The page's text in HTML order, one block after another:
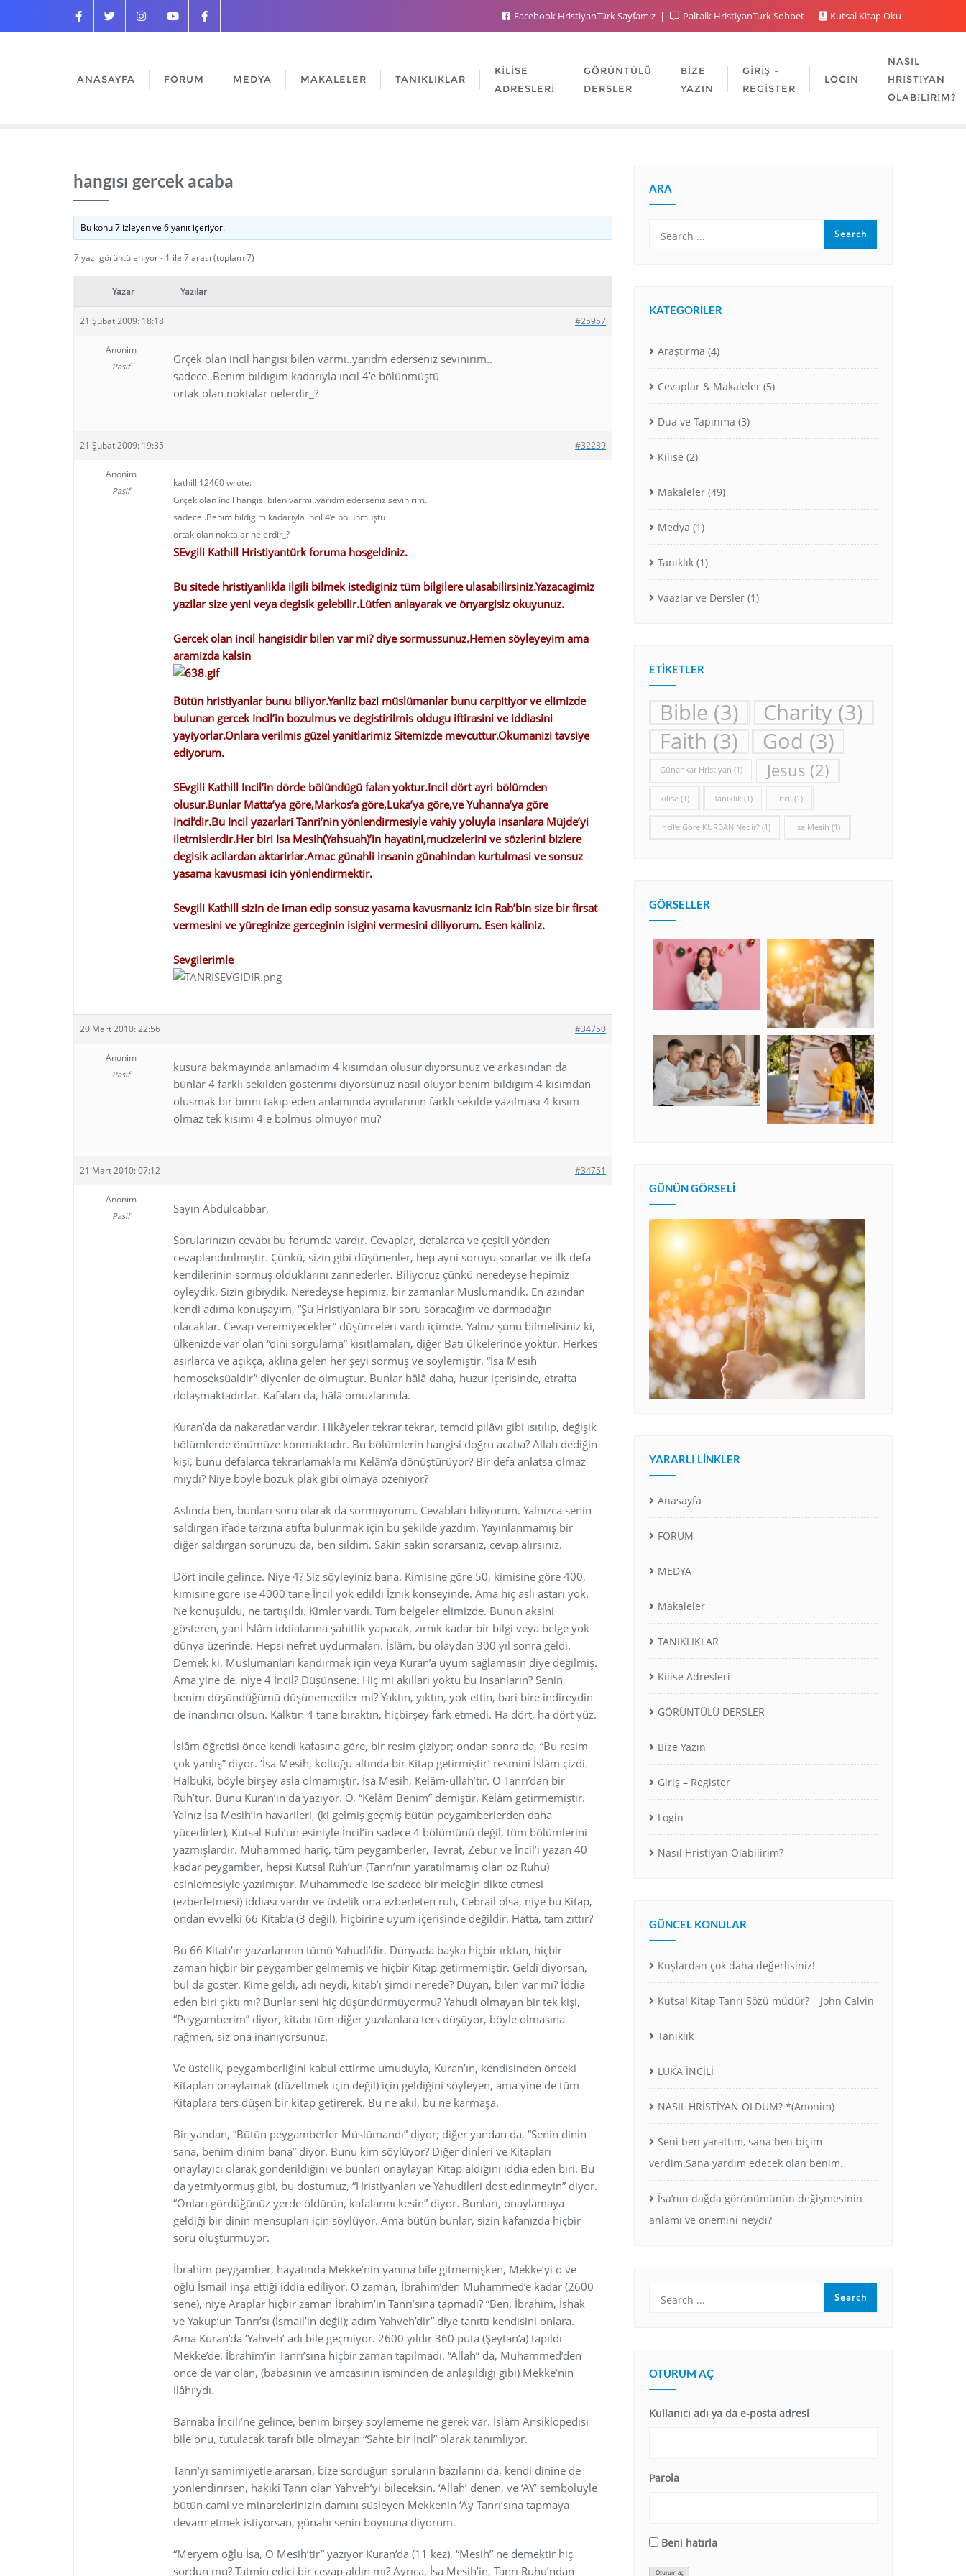
Facebook HristiyanTürk Sayfamız Paltalk HristiyanTurk Sohbet Kutsal Kitap Oku
ANASAYFA FORUM MEDYA MAKALELER TANIKLIKLAR
KILISE
ADRESLERI
GÖRÜNTÜLÜ
DERSLER
BIZE
YAZIN
GIRIŞ –
REGISTER
LOGIN
NASIL
HRISTIYAN
OLABILIRIM?
hangısı gercek acaba
Bu konu 7 izleyen ve 6 yanıt içeriyor.
7 yazı görüntüleniyor - 1 ile 7 arası (toplam 7)
Yazar Yazılar
21 Şubat 2009: 18:18 #25957
Anonim
Pasif
Grçek olan incil hangısı bılen varmı..yarıdm edersenız sevınırım..
sadece..Benım bıldıgım kadarıyla ıncıl 4’e bölünmüştü
ortak olan noktalar nelerdir_?
21 Şubat 2009: 19:35 #32239
Anonim
Pasif
kathill;12460 wrote:
Grçek olan incil hangısı bılen varmı..yarıdm edersenız sevınırım..
sadece..Benım bıldıgım kadarıyla ıncıl 4’e bölünmüştü
ortak olan noktalar nelerdir_?
SEvgili Kathill Hristiyantürk foruma hosgeldiniz.
Bu sitede hristiyanlikla ilgili bilmek istediginiz tüm bilgilere ulasabilirsiniz.Yazacagimiz
yazilar size yeni veya degisik gelebilir.Lütfen anlayarak ve önyargisiz okuyunuz.
Gercek olan incil hangisidir bilen var mi? diye sormussunuz.Hemen söyleyeyim ama
aramizda kalsin
Bütün hristiyanlar bunu biliyor.Yanliz bazi müslümanlar bunu carpitiyor ve elimizde
bulunan gercek Incil’in bozulmus ve degistirilmis oldugu iftirasini ve iddiasini
yayiyorlar.Onlara verilmis güzel yanitlarimiz Sitemizde mevcuttur.Okumanizi tavsiye
ediyorum.
SEvgili Kathill Incil’in dörde bölündügü falan yoktur.Incil dört ayri bölümden
olusur.Bunlar Matta’ya göre,Markos’a göre,Luka’ya göre,ve Yuhanna’ya göre
Incil’dir.Bu Incil yazarlari Tanri’nin yönlendirmesiyle vahiy yoluyla insanlara Müjde’yi
iletmislerdir.Her biri Isa Mesih(Yahsuah)’in hayatini,mucizelerini ve sözlerini bizlere
degisik acilardan aktarirlar.Amac günahli insanin günahindan kurtulmasi ve sonsuz
yasama kavusmasi icin yönlendirmektir.
Sevgili Kathill sizin de iman edip sonsuz yasama kavusmaniz icin Rab’bin size bir firsat
vermesini ve yüreginize gerceginin isigini vermesini diliyorum. Esen kaliniz.
Sevgilerimle
20 Mart 2010: 22:56 #34750
Anonim
Pasif
kusura bakmayında anlamadım 4 kısımdan olusur dıyorsunuz ve arkasından da
bunlar 4 farklı sekılden gosterımı dıyorsunuz nasıl oluyor benım bıldıgım 4 kısımdan
olusmak bır bırını takıp eden anlamında aynılarının farklı sekılde yazılması 4 kısım
olmaz tek kısımı 4 e bolmus olmuyor mu?
21 Mart 2010: 07:12 #34751
Anonim
Pasif
Sayın Abdulcabbar,
Sorularınızın cevabı bu forumda vardır. Cevaplar, defalarca ve çeşitli yönden
cevaplandırılmıştır. Çünkü, sizin gibi düşünenler, hep ayni soruyu sorarlar ve ilk defa
kendilerinin sormuş olduklarını zannederler. Biliyoruz çünkü neredeyse hepimiz
öyleydik. Sizin gibiydik. Neredeyse hepimiz, bir zamanlar Müslümandık. En azından
kendi adıma konuşayım, “Şu Hristiyanlara bir soru soracağım ve darmadağın
olacaklar. Cevap veremiyecekler” düşünceleri vardı içimde. Yalnız şunu bilmelisiniz ki,
ülkenizde var olan “dini sorgulama” kısıtlamaları, diğer Batı ülkelerinde yoktur. Herkes
asırlarca ve açıkça, aklına gelen her şeyi sormuş ve söylemiştir. “İsa Mesih
homoseksüaldir” diyenler de olmuştur. Bunlar hâlâ daha, huzur içerisinde, etrafta
dolaşmaktadırlar. Kafaları da, hâlâ omuzlarında.
Kuran’da da nakaratlar vardır. Hikâyeler tekrar tekrar, temcid pilâvı gibi ısıtılıp, değişik
bölümlerde önümüze konmaktadır. Bu bölümlerin hangisi doğru acaba? Allah dediğin
kişi, bunu defalarca tekrarlamakla mı Kelâm’a dönüştürüyor? Bir defa anlatsa olmaz
mıydı? Niye böyle bozuk plak gibi olmaya özeniyor?
Aslında ben, bunları soru olarak da sormuyorum. Cevabları biliyorum. Yalnızca senin
saldırgan ifade tarzına atıfta bulunmak için bu şekilde yazdım. Yayınlanmamış bir
diğer saldırgan sorunuzu da, ben sildim. Sakin sakin sorarsanız, cevap alırsınız.
Dört incile gelince. Niye 4? Siz söyleyiniz bana. Kimisine göre 50, kimisine göre 400,
kimisine göre ise 4000 tane İncil yok edildi İznik konseyinde. Ama hiç aslı astarı yok.
Ne konuşuldu, ne tartışıldı. Kimler vardı. Tüm belgeler elimizde. Bunun aksini
gösteren, yani İslâm iddialarına şahitlik yapacak, zırnık kadar bir bilgi veya belge yok
dünya üzerinde. Hepsi nefret uydurmaları. İslâm, bu olaydan 300 yıl sonra geldi.
Demek ki, Müslümanları kandırmak için veya Kuran’a uyum sağlamasın diye değilmiş.
Ama yine de, niye 4 İncil? Düşünsene. Hiç mi akılları yoktu bu insanların? Senin,
benim düşündüğümü düşünemediler mi? Yaktın, yıktın, yok ettin, bari bire indireydin
de inandırıcı olsun. Kalktın 4 tane bıraktın, hiçbirşey fark etmedi. Ha dört, ha dört yüz.
İslâm öğretisi önce kendi kafasına göre, bir resim çiziyor; ondan sonra da, “Bu resim
çok yanlış” diyor. ‘İsa Mesih, koltuğu altında bir Kitap getirmiştir’ resmini İslâm çizdi.
Halbuki, böyle birşey asla olmamıştır. İsa Mesih, Kelâm-ullah’tır. O Tanrı’dan bir
Ruh’tur. Bunu Kuran’ın da yazıyor. O, “Kelâm Benim” demiştir. Kelâm getirmemiştir.
Yalnız İsa Mesih’in havarileri, (ki gelmiş geçmiş bütün peygamberlerden daha
yücedirler), Kutsal Ruh’un esiniyle İncil’in sadece 4 bölümünü değil, tüm bölümlerini
yazmışlardır. Muhammed hariç, tüm peygamberler, Tevrat, Zebur ve İncil’i yazan 40
kadar peygamber, hepsi Kutsal Ruh’un (Tanrı’nın yaratılmamış olan öz Ruhu)
esinlemesiyle yazılmıştır. Muhammed’e ise sadece bir meleğin dikte etmesi
(ezberletmesi) iddiası vardır ve üstelik ona ezberleten ruh, Cebrail olsa, niye bu Kitap,
ondan evvelki 66 Kitab’a (3 değil), hiçbirine uyum içerisinde değildir. Hatta, tam zıttır?
Bu 66 Kitab’ın yazarlarının tümü Yahudi’dir. Dünyada başka hiçbir ırktan, hiçbir
zaman hiçbir bir peygamber gelmemiş ve hiçbir Kitap getirmemiştir. Geldi diyorsan,
bul da göster. Kime geldi, adı neydi, kitab’ı şimdi nerede? Duyan, bilen var mı? İddia
eden biri çıktı mı? Bunlar seni hiç düşündürmüyormu? Yahudi olmayan bir tek kişi,
“Peygamberim” diyor, kitabı tüm diğer yazılanlara ters düşüyor, böyle olmasına
rağmen, siz ona inanıyorsunuz.
Ve üstelik, peygamberliğini kabul ettirme umuduyla, Kuran’ın, kendisinden önceki
Kitapları onaylamak (düzeltmek için değil) için geldiğini söyleyen, ama yine de tüm
Kitaplara ters düşen bir kitap getirerek. Bu ne akıl, bu ne karmaşa.
Bir yandan, “Bütün peygamberler Müslümandı” diyor; diğer yandan da, “Senin dinin
sana, benim dinim bana” diyor. Bunu kim söylüyor? Diğer dinleri ve Kitapları
onaylayıcı olarak gönderildiğini ve bunları onaylayan Kitap aldığını iddia eden biri. Bu
da yetmiyormuş gibi, bu dostumuz, “Hristiyanları ve Yahudileri dost edinmeyin” diyor.
“Onları gördüğünüz yerde öldürün, kafalarını kesin” diyor. Bunları, onaylamaya
geldiği bir dinin mensupları için söylüyor. Ama bütün bunlar, sizin kafanızda hiçbir
soru oluşturmuyor.
İbrahim peygamber, hayatında Mekke’nin yanına bile gitmemişken, Mekke’yi o ve
oğlu İsmail inşa ettiği iddia ediliyor. O zaman, İbrahim’den Muhammed’e kadar (2600
sene), niye Araplar hiçbir zaman İbrahim’in Tanrı’sına tapmadı? “Ben, İbrahim, İshak
ve Yakup’un Tanrı’sı (İsmail’in değil); adım Yahveh’dir” diye tanıttı kendisini onlara.
Ama Kuran’da ‘Yahveh’ adı bile geçmiyor. 2600 yıldır 360 puta (Şeytan’a) tapıldı
Mekke’de. İbrahim’in Tanrı’sına hiçbir zaman tapılmadı. “Allah” da, Muhammed’den
önce de var olan, (babasının ve amcasının isminden de anlaşıldığı gibi) Mekke’nin
ilâhı’ydı.
Barnaba İncili’ne gelince, benim birşey söylememe ne gerek var. İslâm Ansiklopedisi
bile onu, tutulacak tarafı bile olmayan “Sahte bir İncil” olarak tanımlıyor.
Tanrı’yı samimiyetle ararsan, bize sorduğun soruların bazılarını da, kendi dinine de
yönlendirirsen, hakikî Tanrı olan Yahveh’yi bileceksin. ‘Allah’ denen, ve ‘AY’ sembolüyle
bütün cami ve minarelerinizin damını süsleyen Mekkenin ‘Ay Tanrı’sına tapmaya
devam etmek istiyorsan, günahı senin boynuna diyorum.
“Meryem oğlu İsa, O Mesih’tir” yazıyor Kuran’da (11 kez). “Mesih” ne demektir hiç
sordun mu? Tatmin edici bir cevap aldın mı? Ayrıca, İsa Mesih’in, Tanrı Ruhu’ndan
ARA
KATEGORILER
Araştırma (4)
Cevaplar & Makaleler (5)
Dua ve Tapınma (3)
Kilise (2)
Makaleler (49)
Medya (1)
Tanıklık (1)
Vaazlar ve Dersler (1)
ETIKETLER
Bible (3) Charity (3)
Faith (3) God (3)
Günahkar Hristiyan (1) Jesus (2)
kilise (1) Tanıklık (1) İncil (1)
İncil’e Göre KURBAN Nedir? (1) İsa Mesih (1)
GÖRSELLER
GÜNÜN GÖRSELI
YARARLI LINKLER
Anasayfa
FORUM
MEDYA
Makaleler
TANIKLIKLAR
Kilise Adresleri
GÖRÜNTÜLÜ DERSLER
Bize Yazın
Giriş – Register
Login
Nasıl Hristiyan Olabilirim?
GÜNCEL KONULAR
Kuşlardan çok daha değerlisiniz!
Kutsal Kitap Tanrı Sözü müdür? – John Calvin
Tanıklık
LUKA İNCİLİ
NASIL HRİSTİYAN OLDUM? *(Anonim)
Seni ben yarattım, sana ben biçim
verdim.Sana yardım edecek olan benim.
İsa’nın dağda görünümünün değişmesinin
anlamı ve önemini neydi?
OTURUM AÇ
Kullanıcı adı ya da e-posta adresi
Parola
Beni hatırla
Oturum aç